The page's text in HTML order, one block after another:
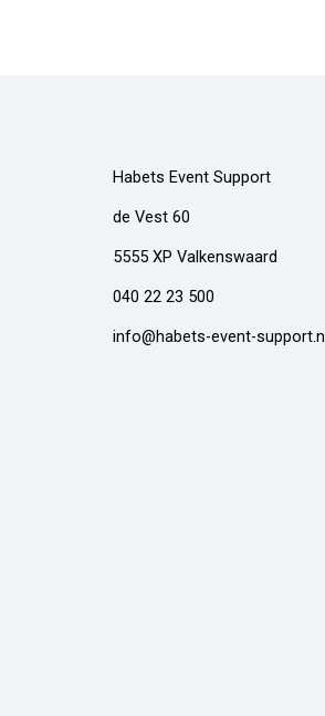
Habets Event Support
de Vest 60
5555 XP Valkenswaard
040 22 23 500
info@habets-event-support.nl